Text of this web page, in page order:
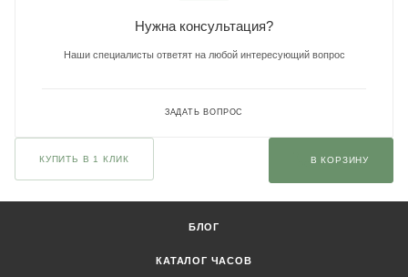
Нужна консультация?
Наши специалисты ответят на любой интересующий вопрос
ЗАДАТЬ ВОПРОС
КУПИТЬ В 1 КЛИК В КОРЗИНУ
БЛОГ
КАТАЛОГ ЧАСОВ